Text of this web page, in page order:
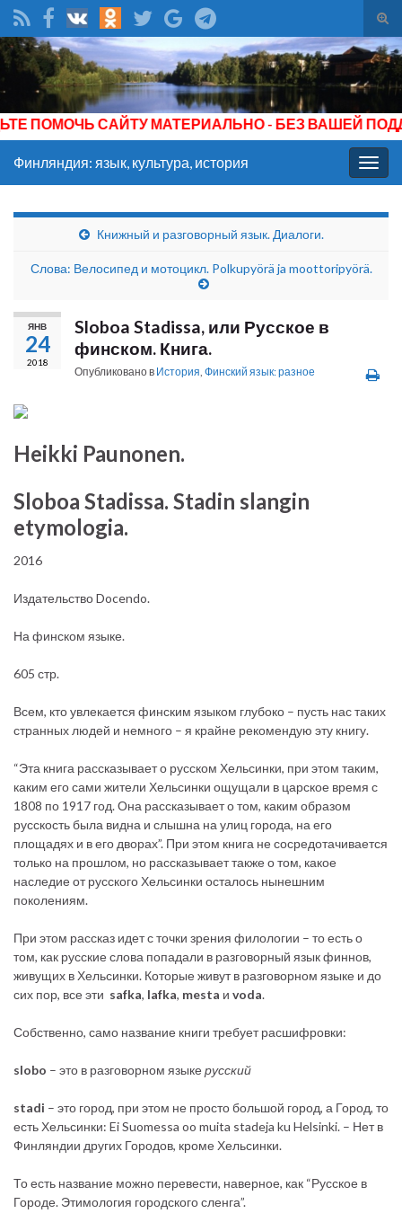
Вкл/
Search for:
ПОМОЧЬ САЙТУ МАТЕРИАЛЬНО - БЕЗ ВАШЕЙ
Вкл/
выкл
Финляндия: язык, культура, история
Книжный и разговорный язык. Диалоги.
Слова: Велосипед и мотоцикл. Polkupyörä ja moottoripyörä.
ЯНВ
24
2018
Sloboa Stadissa, или Русское в
финском. Книга.
Опубликовано в История, Финский язык: разное
Heikki Paunonen.
Sloboa Stadissa. Stadin slangin
etymologia.
2016
Издательство Docendo.
На финском языке.
605 стр.
Всем, кто увлекается финским языком глубоко – пусть нас таких
странных людей и немного – я крайне рекомендую эту книгу.
“Эта книга рассказывает о русском Хельсинки, при этом таким,
каким его сами жители Хельсинки ощущали в царское время с
1808 по 1917 год. Она рассказывает о том, каким образом
русскость была видна и слышна на улиц города, на его
площадях и в его дворах”. При этом книга не сосредотачивается
только на прошлом, но рассказывает также о том, какое
наследие от русского Хельсинки осталось нынешним
поколениям.
При этом рассказ идет с точки зрения филологии – то есть о
том, как русские слова попадали в разговорный язык финнов,
живущих в Хельсинки. Которые живут в разговорном языке и до
сих пор, все эти safka, lafka, mesta и voda.
Собственно, само название книги требует расшифровки:
slobo – это в разговорном языке русский
stadi – это город, при этом не просто большой город, а Город, то
есть Хельсинки: Ei Suomessa oo muita stadeja ku Helsinki. – Нет в
Финляндии других Городов, кроме Хельсинки.
То есть название можно перевести, наверное, как “Русское в
Городе. Этимология городского сленга”.